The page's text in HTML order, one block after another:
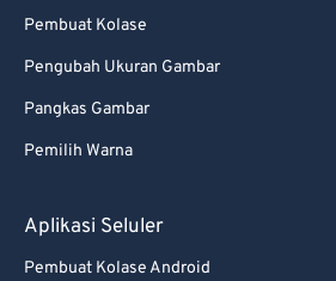
Pembuat Kolase
Pengubah Ukuran Gambar
Pangkas Gambar
Pemilih Warna
Aplikasi Seluler
Pembuat Kolase Android